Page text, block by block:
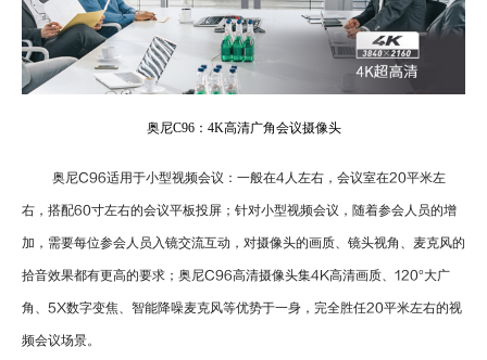
奥尼C96：4K高清广角会议摄像头
奥尼C96适用于小型视频会议：一般在4 人左右，会议室在20平米左
右，搭配60寸左右的会议平板投屏；针对小型视频会议，随着参会人员的增
加，需要每位参会人员入镜交流互动，对摄像头的画质、镜头视角、麦克风的
拾音效果都有更高的要求；奥尼C96高清摄像头集4K高清画质、 120°大广
角、 5X数字变焦、智能降噪麦克风等优势于一身，完全胜任20平米左右的视
频会议场景。